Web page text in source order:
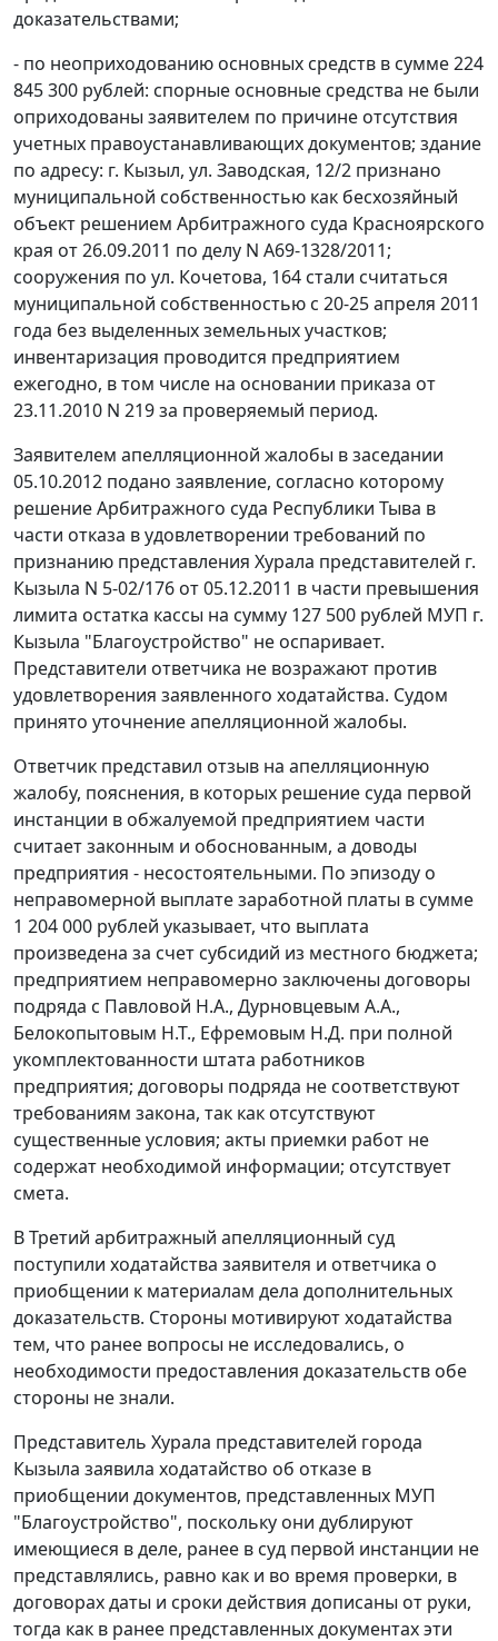
доказательствами;
- по неоприходованию основных средств в сумме 224
845 300 рублей: спорные основные средства не были
оприходованы заявителем по причине отсутствия
учетных правоустанавливающих документов; здание
по адресу: г. Кызыл, ул. Заводская, 12/2 признано
муниципальной собственностью как бесхозяйный
объект решением Арбитражного суда Красноярского
края от 26.09.2011 по делу N А69-1328/2011;
сооружения по ул. Кочетова, 164 стали считаться
муниципальной собственностью с 20-25 апреля 2011
года без выделенных земельных участков;
инвентаризация проводится предприятием
ежегодно, в том числе на основании приказа от
23.11.2010 N 219 за проверяемый период.
Заявителем апелляционной жалобы в заседании
05.10.2012 подано заявление, согласно которому
решение Арбитражного суда Республики Тыва в
части отказа в удовлетворении требований по
признанию представления Хурала представителей г.
Кызыла N 5-02/176 от 05.12.2011 в части превышения
лимита остатка кассы на сумму 127 500 рублей МУП г.
Кызыла "Благоустройство" не оспаривает.
Представители ответчика не возражают против
удовлетворения заявленного ходатайства. Судом
принято уточнение апелляционной жалобы.
Ответчик представил отзыв на апелляционную
жалобу, пояснения, в которых решение суда первой
инстанции в обжалуемой предприятием части
считает законным и обоснованным, а доводы
предприятия - несостоятельными. По эпизоду о
неправомерной выплате заработной платы в сумме
1 204 000 рублей указывает, что выплата
произведена за счет субсидий из местного бюджета;
предприятием неправомерно заключены договоры
подряда с Павловой Н.А., Дурновцевым А.А.,
Белокопытовым Н.Т., Ефремовым Н.Д. при полной
укомплектованности штата работников
предприятия; договоры подряда не соответствуют
требованиям закона, так как отсутствуют
существенные условия; акты приемки работ не
содержат необходимой информации; отсутствует
смета.
В Третий арбитражный апелляционный суд
поступили ходатайства заявителя и ответчика о
приобщении к материалам дела дополнительных
доказательств. Стороны мотивируют ходатайства
тем, что ранее вопросы не исследовались, о
необходимости предоставления доказательств обе
стороны не знали.
Представитель Хурала представителей города
Кызыла заявила ходатайство об отказе в
приобщении документов, представленных МУП
"Благоустройство", поскольку они дублируют
имеющиеся в деле, ранее в суд первой инстанции не
представлялись, равно как и во время проверки, в
договорах даты и сроки действия дописаны от руки,
тогда как в ранее представленных документах эти